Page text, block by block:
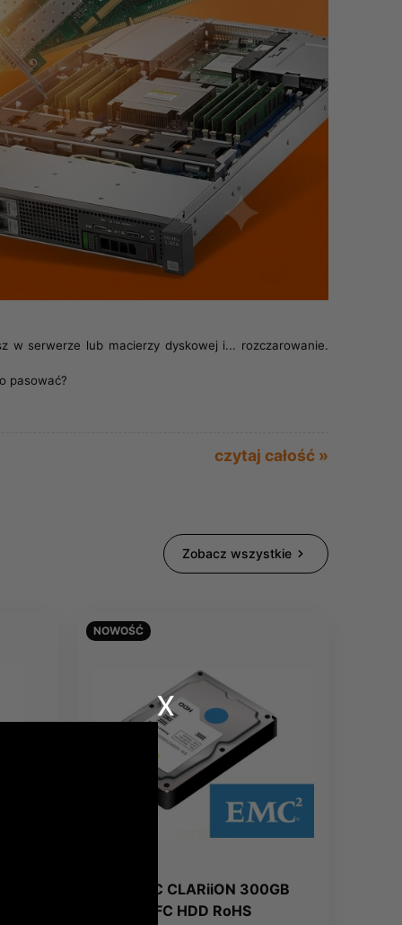
w serwerze lub macierzy dyskowej i... rozczarowanie.
pasować?
czytaj całość »
Zobacz wszystkie
Dysk EMC CLARiiON 300GB
10K 2Gb FC HDD RoHS
NOWOŚĆ
x